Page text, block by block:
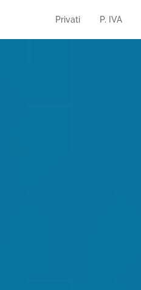
Privati P. IVA